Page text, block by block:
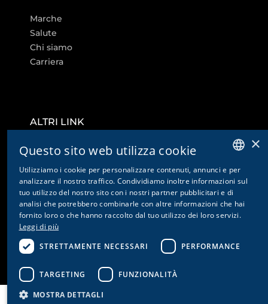
Marche
Salute
Chi siamo
Carriera
ALTRI LINK
Impostazioni dei cookie
Informativa sulla privacy e disclaimer
Colophon
CG
CGA
GERMAN
ENGLISH
FRENCH
×
Questo sito web utilizza cookie
Utilizziamo i cookie per personalizzare contenuti, annunci e per
analizzare il nostro traffico. Condividiamo inoltre informazioni sul
tuo utilizzo del nostro sito con i nostri partner pubblicitari e di
analisi che potrebbero combinarle con altre informazioni che hai
fornito loro o che hanno raccolto dal tuo utilizzo dei loro servizi.
Leggi di più
STRETTAMENTE NECESSARI
PERFORMANCE
TARGETING FUNZIONALITÀ
MOSTRA DETTAGLI